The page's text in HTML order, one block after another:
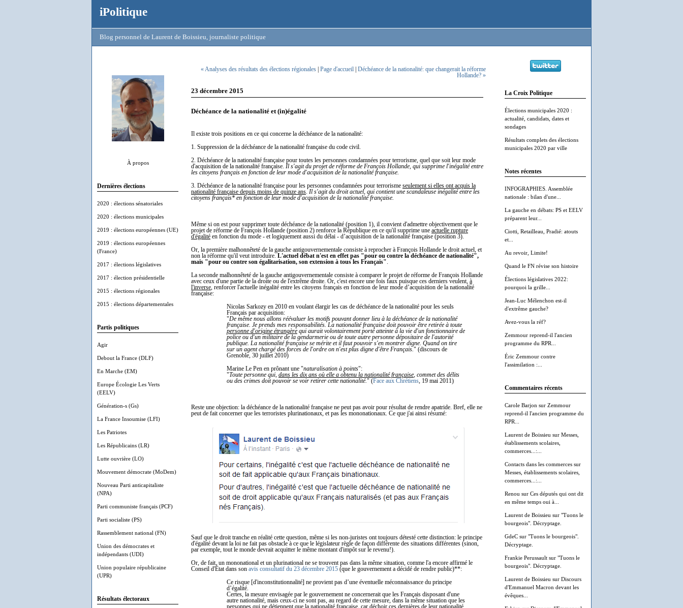
iPolitique
Blog personnel de Laurent de Boissieu, journaliste politique
À propos
Dernières élections
2020 : élections sénatoriales
2020 : élections municipales
2019 : élections européennes (UE)
2019 : élections européennes
(France)
2017 : élections législatives
2017 : élection présidentielle
2015 : élections régionales
2015 : élections départementales
Partis politiques
Agir
Debout la France (DLF)
En Marche (EM)
Europe Écologie Les Verts
(EELV)
Génération-s (Gs)
La France Insoumise (LFI)
Les Patriotes
Les Républicains (LR)
Lutte ouvrière (LO)
Mouvement démocrate (MoDem)
Nouveau Parti anticapitaliste
(NPA)
Parti communiste français (PCF)
Parti socialiste (PS)
Rassemblement national (FN)
Union des démocrates et
indépendants (UDI)
Union populaire républicaine
(UPR)
Résultats électoraux
La Croix Politique
Élections municipales 2020 :
actualité, candidats, dates et
sondages
Résultats complets des élections
municipales 2020 par ville
Notes récentes
INFOGRAPHIES. Assemblée
nationale : bilan d'une...
La gauche en débats: PS et EELV
préparent leur...
Ciotti, Retailleau, Pradié: atouts
et...
Au revoir, Limite!
Quand le FN révise son histoire
Élections législatives 2022:
pourquoi la grille...
Jean-Luc Mélenchon est-il
d'extrême gauche?
Avez-vous la réf?
Zemmour reprend-il l'ancien
programme du RPR...
Éric Zemmour contre
l'assimilation :...
Commentaires récents
Carole Barjon sur Zemmour
reprend-il l'ancien programme du
RPR...
Laurent de Boissieu sur Messes,
établissements scolaires,
commerces...:...
Contacts dans les commerces sur
Messes, établissements scolaires,
commerces...:...
Renou sur Ces députés qui ont dit
en même temps oui à...
Laurent de Boissieu sur "Tuons le
bourgeois". Décryptage.
GdeC sur "Tuons le bourgeois".
Décryptage.
Frankie Perussault sur "Tuons le
bourgeois". Décryptage.
Laurent de Boissieu sur Discours
d'Emmanuel Macron devant les
évêques...
« Analyses des résultats des élections régionales Page d'accueil
Déchéance de la nationalité: que changerait la réforme
Hollande? »
23 décembre 2015
Déchéance de la nationalité et (in)égalité
Il existe trois positions en ce qui concerne la déchéance de la nationalité:
1. Suppression de la déchéance de la nationalité française du code civil.
2. Déchéance de la nationalité française pour toutes les personnes condamnées pour terrorisme, quel que soit leur mode
d'acquisition de la nationalité française. Il s'agit du projet de réforme de François Hollande, qui supprime l'inégalité entre
les citoyens français en fonction de leur mode d'acquisition de la nationalité française.
3. Déchéance de la nationalité française pour les personnes condamnées pour terrorisme seulement si elles ont acquis la
nationalité française depuis moins de quinze ans Il s'agit du droit actuel, qui contient une scandaleuse inégalité entre les
citoyens français* en fonction de leur mode d'acquisition de la nationalité française.
Même si on est pour supprimer toute déchéance de la nationalité (position 1), il convient d'admettre objectivement que le
projet de réforme de François Hollande (position 2) renforce la République en ce qu'il supprime une actuelle rupture
d'égalité en fonction du mode - et logiquement aussi du délai - d’acquisition de la nationalité française (position 3).
Or, la première malhonnêteté de la gauche antigouvernementale consiste à reprocher à François Hollande le droit actuel, et
non la réforme qu'il veut introduire. L'actuel débat n'est en effet pas "pour ou contre la déchéance de nationalité",
mais "pour ou contre son égalitarisation, son extension à tous les Français"
La seconde malhonnêteté de la gauche antigouvernementale consiste à comparer le projet de réforme de François Hollande
avec ceux d'une partie de la droite ou de l'extrême droite. Or, c'est encore une fois faux puisque ces derniers veulent, à
l'inverse , renforcer l'actuelle inégalité entre les citoyens français en fonction de leur mode d’acquisition de la nationalité
française:
Nicolas Sarkozy en 2010 en voulant élargir les cas de déchéance de la nationalité pour les seuls
Français par acquisition:
"De même nous allons réévaluer les motifs pouvant donner lieu à la déchéance de la nationalité
française. Je prends mes responsabilités. La nationalité française doit pouvoir être retirée à toute
personne d'origine étrangère qui aurait volontairement porté atteinte à la vie d'un fonctionnaire de
police ou d'un militaire de la gendarmerie ou de toute autre personne dépositaire de l'autorité
publique. La nationalité française se mérite et il faut pouvoir s'en montrer digne. Quand on tire
sur un agent chargé des forces de l'ordre on n'est plus digne d'être Français. " (discours de
Grenoble, 30 juillet 2010)
Marine Le Pen en prônant une "naturalisation à points":
"Toute personne qui, dans les dix ans où elle a obtenu la nationalité française , commet des délits
ou des crimes doit pouvoir se voir retirer cette nationalité." (Face aux Chrétiens , 19 mai 2011)
Reste une objection: la déchéance de la nationalité française ne peut pas avoir pour résultat de rendre apatride. Bref, elle ne
peut de fait concerner que les terroristes plurinationaux, et pas les mononationaux. Ce que j'ai ainsi résumé:
Sauf que le droit tranche en réalité cette question, même si les non-juristes ont toujours détesté cette distinction: le principe
d'égalité devant la loi ne fait pas obstacle à ce que le législateur règle de façon différente des situations différentes (sinon,
par exemple, tout le monde devrait acquitter le même montant d'impôt sur le revenu!).
Or, de fait, un mononational et un plurinational ne se trouvent pas dans la même situation, comme l'a encore affirmé le
Conseil d'État dans son avis consultatif du 23 décembre 2015 (que le gouvernement a décidé de rendre public)**:
Ce risque [d'inconstitutionnalité] ne provient pas d’une éventuelle méconnaissance du principe
d’égalité.
Certes, la mesure envisagée par le gouvernement ne concernerait que les Français disposant d'une
autre nationalité, mais ceux-ci ne sont pas, au regard de cette mesure, dans la même situation que les
personnes qui ne détiennent que la nationalité française, car déchoir ces dernières de leur nationalité